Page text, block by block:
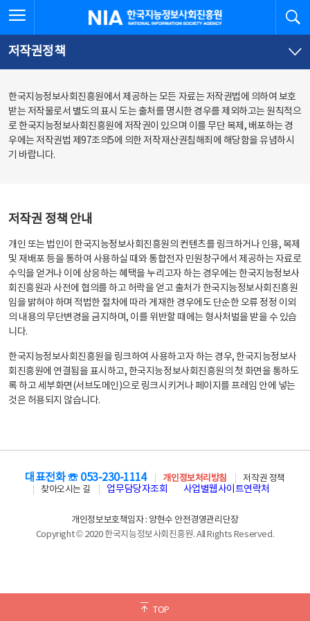
문
로
가
체
뉴
바
가
한국지능정보사회진흥원
저작권정책
한국지능정보사회진흥원에서 제공하는 모든 자료는 저작권법에 의하여 보호
받는 저작물로서 별도의 표시 도는 출처를 명시한 경우를 제외하고는 원칙적으
로 한국지능정보사회진흥원에 저작권이 있으며 이를 무단 복제, 배포하는 경
우에는 저작권법 제97조의5에 의한 저작재산권침해죄에 해당함을 유념하시
기 바랍니다.
저작권 정책 안내
개인 또는 법인이 한국지능정보사회진흥원의 컨텐츠를 링크하거나 인용, 복제
및 재배포 등을 통하여 사용하실 때와 통합전자 민원창구에서 제공하는 자료로
수익을 얻거나 이에 상응하는 혜택을 누리고자 하는 경우에는 한국지능정보사
회진흥원과 사전에 협의를 하고 허락을 얻고 출처가 한국지능정보사회진흥원
임을 밝혀야 하며 적법한 절차에 따라 게재한 경우에도 단순한 오류 정정 이외
의 내용의 무단변경을 금지하며, 이를 위반할 때에는 형사처벌을 받을 수 있습
니다.
한국지능정보사회진흥원을 링크하여 사용하고자 하는 경우, 한국지능정보사
회진흥원에 연결됨을 표시하고, 한국지능정보사회진흥원의 첫 화면을 통하도
록 하고 세부화면(서브도메인)으로 링크시키거나 페이지를 프레임 안에 넣는
것은 허용되지 않습니다.
TOP
대표전화 ☏ 053-230-1114 개인정보처리방침
저작권 정책
찾아오시는 길
업무담당자조회 사업별웹사이트연락처
개인정보보호책임자 : 양현수 안전경영관리단장
Copyright © 2020 한국지능정보사회진흥원. All Rights Reserved.